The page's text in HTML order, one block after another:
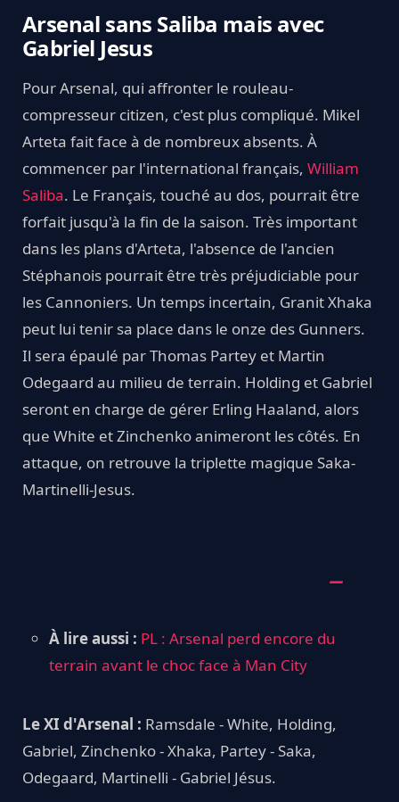
Arsenal sans Saliba mais avec
Gabriel Jesus
Pour Arsenal, qui affronter le rouleau-
compresseur citizen, c'est plus compliqué. Mikel
Arteta fait face à de nombreux absents. À
commencer par l'international français, William
Saliba. Le Français, touché au dos, pourrait être
forfait jusqu'à la fin de la saison. Très important
dans les plans d'Arteta, l'absence de l'ancien
Stéphanois pourrait être très préjudiciable pour
les Cannoniers. Un temps incertain, Granit Xhaka
peut lui tenir sa place dans le onze des Gunners.
Il sera épaulé par Thomas Partey et Martin
Odegaard au milieu de terrain. Holding et Gabriel
seront en charge de gérer Erling Haaland, alors
que White et Zinchenko animeront les côtés. En
attaque, on retrouve la triplette magique Saka-
Martinelli-Jesus.
À lire aussi : PL : Arsenal perd encore du
terrain avant le choc face à Man City
Le XI d'Arsenal : Ramsdale - White, Holding,
Gabriel, Zinchenko - Xhaka, Partey - Saka,
Odegaard, Martinelli - Gabriel Jésus.